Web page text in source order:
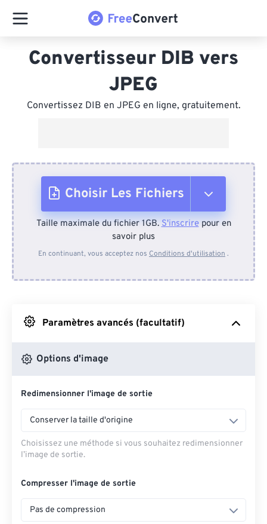
Convertisseur DIB vers
JPEG
Convertissez DIB en JPEG en ligne, gratuitement.
Choisir Les Fichiers
Depuis l'appareil
Depuis Google Drive
Depuis OneDrive
Depuis l'URL
Taille maximale du fichier 1GB.S'inscrirepour en
savoir plus
En continuant, vous acceptez nos Conditions d'utilisation .
Paramètres avancés (facultatif)
Options d'image
Redimensionner l'image de sortie
Conserver la taille d'origine
Choisissez une méthode si vous souhaitez redimensionner
l’image de sortie.
Compresser l'image de sortie
Pas de compression